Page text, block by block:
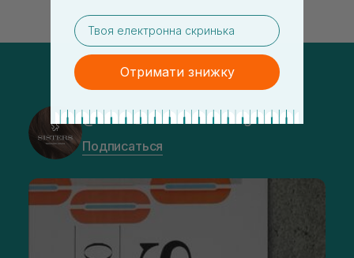
@sisters_stelmakh в Instagram
Подписаться
email
Отримати знижку